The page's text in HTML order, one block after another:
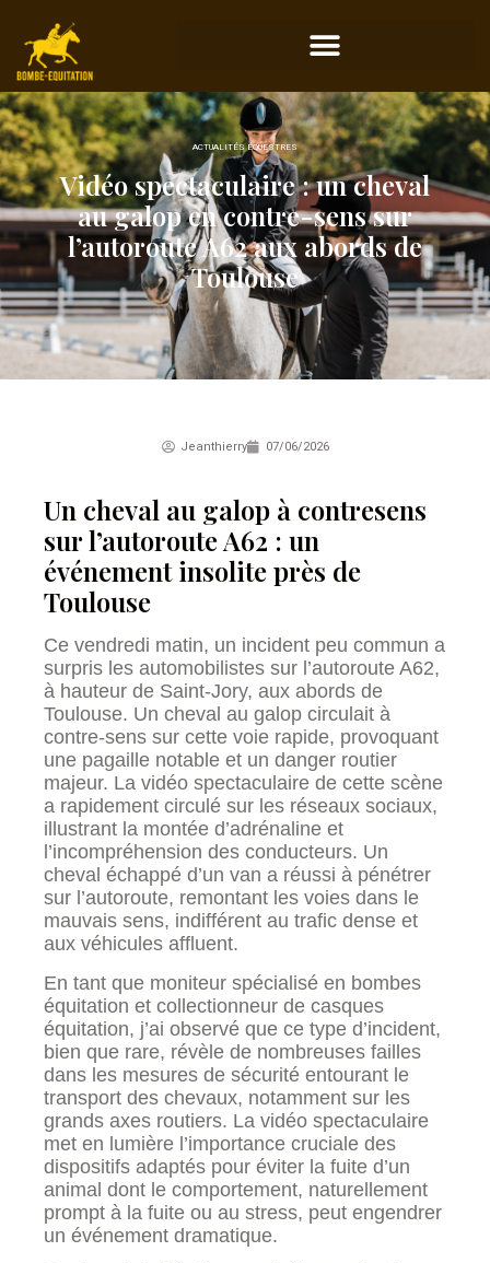
ACTUALITÉS ÉQUESTRES
Vidéo spectaculaire : un cheval
au galop en contre-sens sur
l’autoroute A62 aux abords de
Toulouse
Jeanthierry 07/06/2026
Un cheval au galop à contresens
sur l’autoroute A62 : un
événement insolite près de
Toulouse
Ce vendredi matin, un incident peu commun a
surpris les automobilistes sur l’autoroute A62,
à hauteur de Saint-Jory, aux abords de
Toulouse. Un cheval au galop circulait à
contre-sens sur cette voie rapide, provoquant
une pagaille notable et un danger routier
majeur. La vidéo spectaculaire de cette scène
a rapidement circulé sur les réseaux sociaux,
illustrant la montée d’adrénaline et
l’incompréhension des conducteurs. Un
cheval échappé d’un van a réussi à pénétrer
sur l’autoroute, remontant les voies dans le
mauvais sens, indifférent au trafic dense et
aux véhicules affluent.
En tant que moniteur spécialisé en bombes
équitation et collectionneur de casques
équitation, j’ai observé que ce type d’incident,
bien que rare, révèle de nombreuses failles
dans les mesures de sécurité entourant le
transport des chevaux, notamment sur les
grands axes routiers. La vidéo spectaculaire
met en lumière l’importance cruciale des
dispositifs adaptés pour éviter la fuite d’un
animal dont le comportement, naturellement
prompt à la fuite ou au stress, peut engendrer
un événement dramatique.